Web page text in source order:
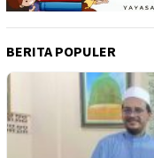
BERITA POPULER